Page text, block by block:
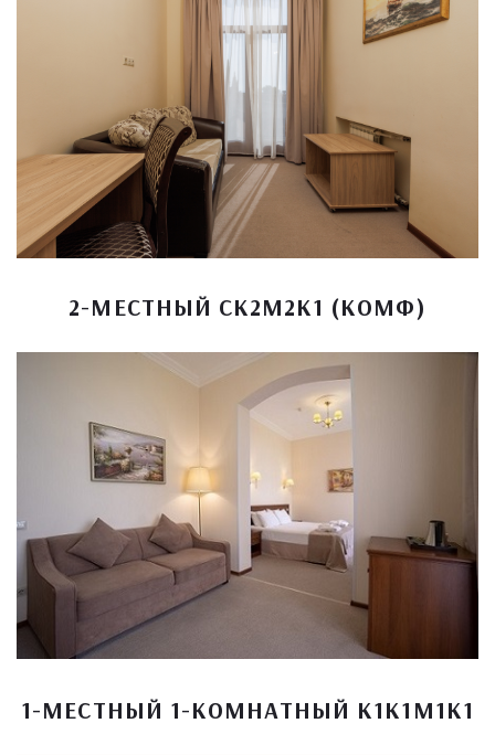
2-МЕСТНЫЙ СК2М2К1 (КОМФ)
1-МЕСТНЫЙ 1-КОМНАТНЫЙ К1К1М1К1